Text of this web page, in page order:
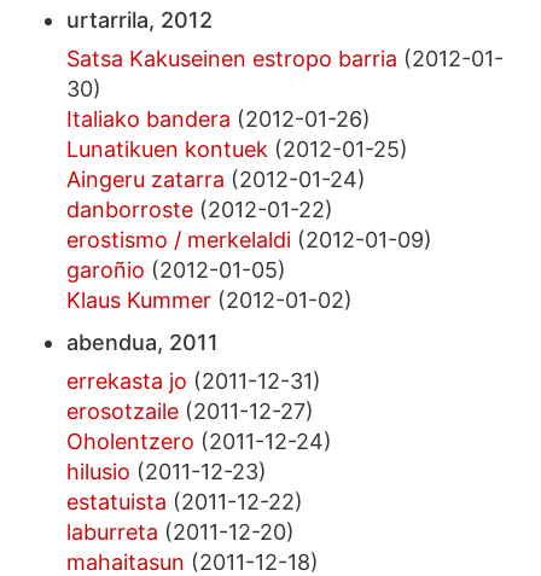
urtarrila, 2012
Satsa Kakuseinen estropo barria (2012-01-
30)
Italiako bandera (2012-01-26)
Lunatikuen kontuek (2012-01-25)
Aingeru zatarra (2012-01-24)
danborroste (2012-01-22)
erostismo / merkelaldi (2012-01-09)
garoñio (2012-01-05)
Klaus Kummer (2012-01-02)
abendua, 2011
errekasta jo (2011-12-31)
erosotzaile (2011-12-27)
Oholentzero (2011-12-24)
hilusio (2011-12-23)
estatuista (2011-12-22)
laburreta (2011-12-20)
mahaitasun (2011-12-18)